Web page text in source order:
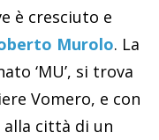
è cresciuto e
Murolo. La
‘MU’, si trova
Vomero, e con
città di un